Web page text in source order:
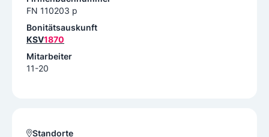
FN 110203 p
Bonitätsauskunft
KSV1870
Mitarbeiter
11-20
Standorte